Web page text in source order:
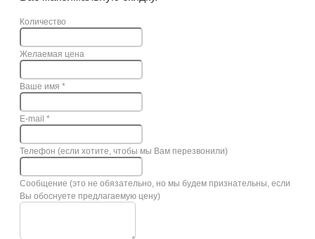
Количество
Желаемая цена
Ваше имя *
E-mail *
Телефон (если хотите, чтобы мы Вам перезвонили)
Сообщение (это не обязательно, но мы будем признательны, если
Вы обоснуете предлагаемую цену)